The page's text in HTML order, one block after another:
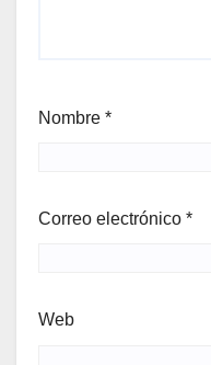
Nombre *
Correo electrónico *
Web